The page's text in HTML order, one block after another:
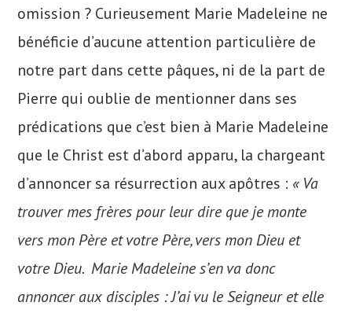
omission ? Curieusement Marie Madeleine ne
bénéficie d’aucune attention particulière de
notre part dans cette pâques, ni de la part de
Pierre qui oublie de mentionner dans ses
prédications que c’est bien à Marie Madeleine
que le Christ est d’abord apparu, la chargeant
d’annoncer sa résurrection aux apôtres : « Va
trouver mes frères pour leur dire que je monte
vers mon Père et votre Père, vers mon Dieu et
votre Dieu. Marie Madeleine s’en va donc
annoncer aux disciples : J’ai vu le Seigneur et elle